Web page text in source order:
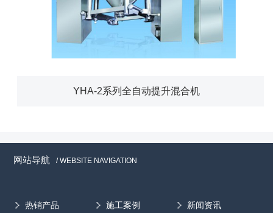
YHA-2系列全自动提升混合机
网站导航 / WEBSITE NAVIGATION
热销产品 施工案例 新闻资讯